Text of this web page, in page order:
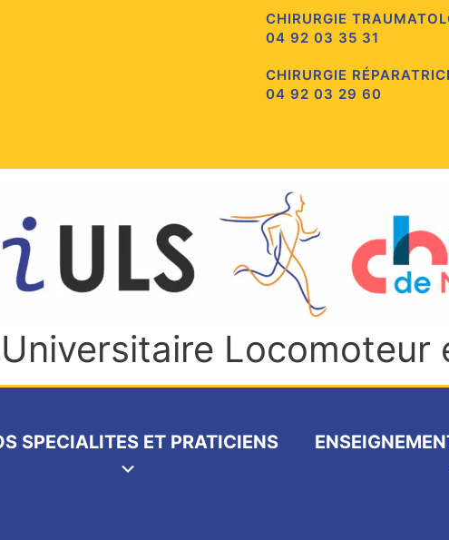
CHIRURGIE
04 92 03 35 31
CHIRURGIE
04 92 03 29 60
Locomoteur
SPECIALITES ET PRATICIENS